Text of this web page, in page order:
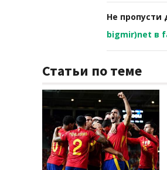
Не пропусти
bigmir)net в
Статьи по теме